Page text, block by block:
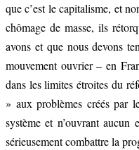
que c’est le capitalisme, et
chômage de masse, ils
avons et que nous devons
mouvement ouvrier – en
dans les limites étroites du
» aux problèmes créés par
système et n’ouvrant
sérieusement combattre la